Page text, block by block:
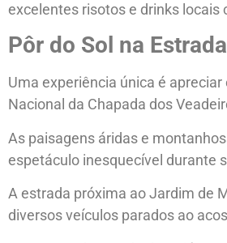
excelentes risotos e drinks locais
Pôr do Sol na
Uma experiência única é
Nacional da Chapada dos
As paisagens áridas e
espetáculo inesquecível durante
A estrada próxima ao Jardim de
diversos veículos parados ao